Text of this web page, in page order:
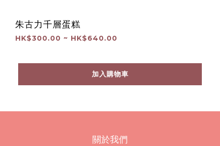
朱古力千層蛋糕
HK$300.00 ~ HK$640.00
加入購物車
關於我們